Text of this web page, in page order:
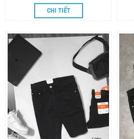
CHI TIẾT